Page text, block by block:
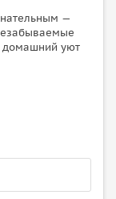
—
домашний уют